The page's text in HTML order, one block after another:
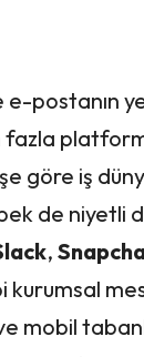
e-postanın
fazla
göre iş
de niyetli
,
kurumsal
mobil